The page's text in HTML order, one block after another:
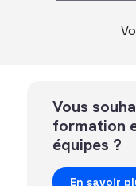
Vous
formation
équipes ?
En savoir